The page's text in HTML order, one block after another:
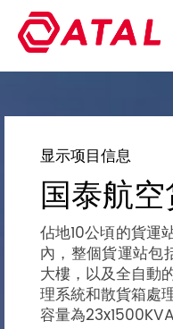
显示项目信息
国泰航
佔地10公頃的貨運
內，整個貨運站包
大樓，以及全自動
理系統和散貨箱處
容量為23x1500KVA